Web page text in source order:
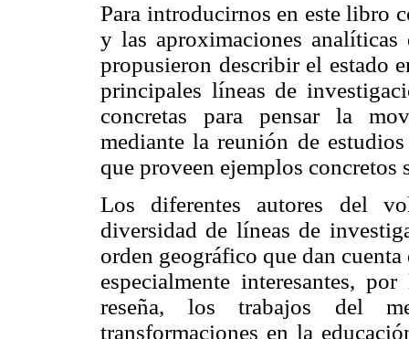
Para introducirnos en este libro
y las aproximaciones
propusieron describir el estado
principales líneas de
concretas para pensar la
mediante la reunión de
que proveen ejemplos concretos
Los diferentes autores del
diversidad de líneas de
orden geográfico que dan
especialmente interesantes,
reseña, los trabajos del
transformaciones en la